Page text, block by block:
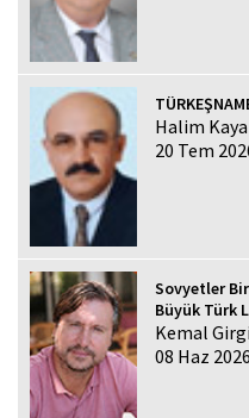
Halim Kaya
20 Tem
Sovyetler
Büyük Türk
Kemal
08 Haz 2026